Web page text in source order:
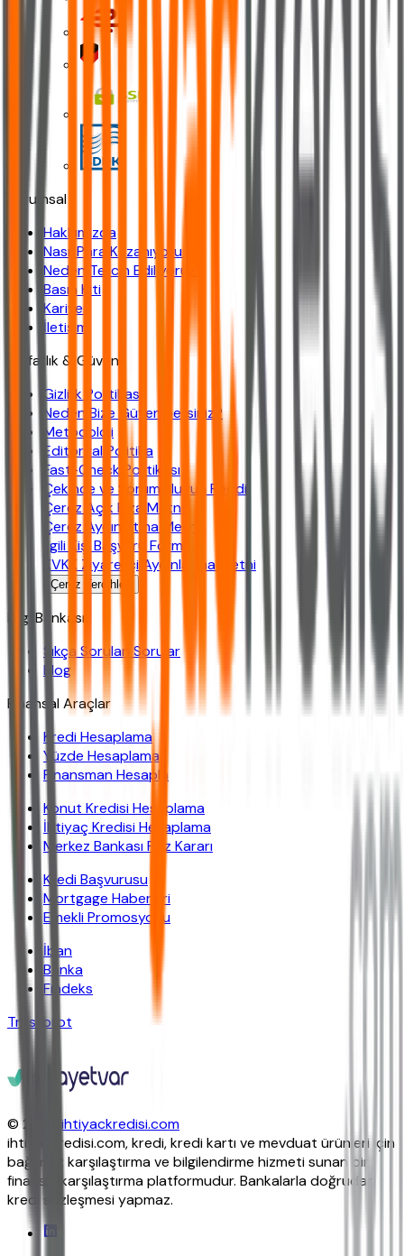
Kurumsal
Hakkımızda
Nasıl Para Kazanıyoruz?
Neden Tercih Ediliyoruz?
Basın Kiti
Kariyer
İletişim
Şeffaflık & Güven
Gizlilik Politikası
Neden Bize Güvenmelisiniz?
Metodoloji
Editoryal Politika
Fast-Check Politikası
Çekince ve Sorumluluğun Reddi
Çerez Açık Rıza Metni
Çerez Aydınlatma Metni
İlgili Kişi Başvuru Formu
KVKK Ziyaretçi Aydınlatma Metni
Çerez Tercihleri
Bilgi Bankası
Sıkça Sorulan Sorular
Blog
Finansal Araçlar
Kredi Hesaplama
Yüzde Hesaplama
Finansman Hesapla
Konut Kredisi Hesaplama
İhtiyaç Kredisi Hesaplama
Merkez Bankası Faiz Kararı
Kredi Başvurusu
Mortgage Haberleri
Emekli Promosyonu
İban
Banka
Findeks
Trustpilot
© 2026
ihtiyackredisi.com
ihtiyackredisi.com, kredi, kredi kartı ve mevduat ürünleri için
bağımsız karşılaştırma ve bilgilendirme hizmeti sunan bir
finansal karşılaştırma platformudur. Bankalarla doğrudan
kredi sözleşmesi yapmaz.